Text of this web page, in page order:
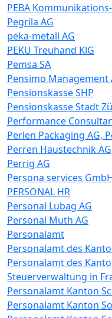
PEBA
Pegrila AG
peka-metall AG
PEKU Treuhand KlG
Pemsa SA
Pensimo Management
Pensionskasse SHP
Pensionskasse Stadt
Performance
Perlen Packaging AG,
Perren Haustechnik AG
Perrig AG
Persona services
PERSONAL HR
Personal Lubag AG
Personal Muth AG
Personalamt
Personalamt des
Personalamt des
Steuerverwaltung in
Personalamt Kanton
Personalamt Kanton